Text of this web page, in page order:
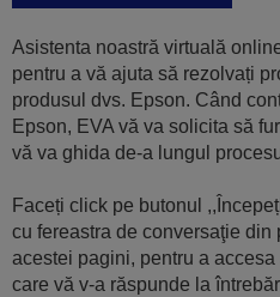
Asistenta noastră virtuală
pentru a vă ajuta să rezolvați
produsul dvs. Epson. Când
Epson, EVA vă va solicita să
vă va ghida de-a lungul
Faceți click pe butonul
cu fereastra de conversaţie din
acestei pagini, pentru a
care vă v-a răspunde la